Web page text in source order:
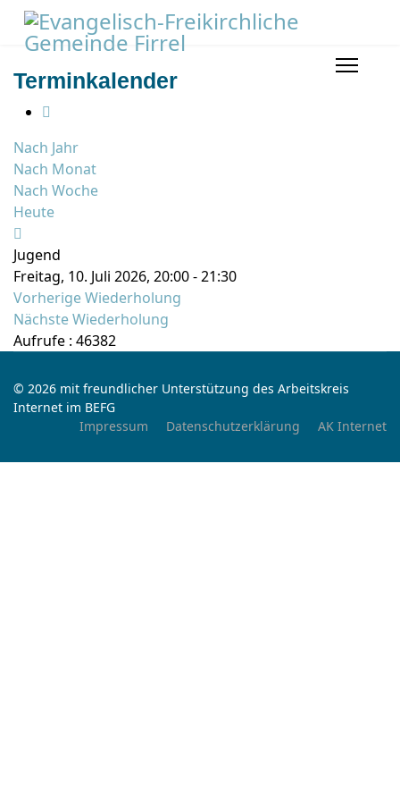
Terminkalender
Nach Jahr
Nach Monat
Nach Woche
Heute
Jugend
Freitag, 10. Juli 2026, 20:00 - 21:30
Vorherige Wiederholung
Nächste Wiederholung
Aufrufe : 46382
© 2026 mit freundlicher Unterstützung des Arbeitskreis
Internet im BEFG
Impressum
Datenschutzerklärung AK Internet